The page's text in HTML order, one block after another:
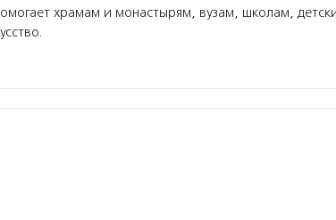
храмам и монастырям, вузам, школам,